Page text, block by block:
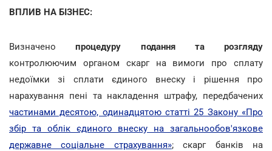
ВПЛИВ НА БІЗНЕС:
Визначенопроцедуру подання та розгляду
контролюючим органом скарг на вимоги про сплату
недоїмки зі сплати єдиного внеску і рішення про
нарахування пені та накладення штрафу, передбачених
частинами десятою, одинадцятою статті 25 Закону «Про
збір та облік єдиного внеску на загальнообов'язкове
державне соціальне страхування»; скарг банків на